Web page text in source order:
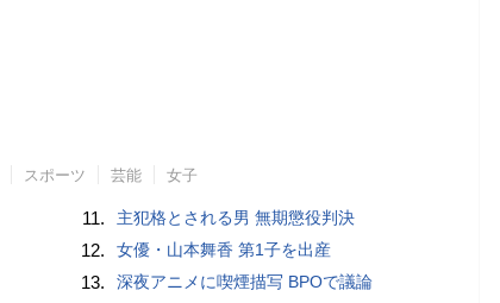
スポーツ 芸能 女子
11. 主犯格とされる男 無期懲役判決
12. 女優・山本舞香 第1子を出産
13. 深夜アニメに喫煙描写 BPOで議論